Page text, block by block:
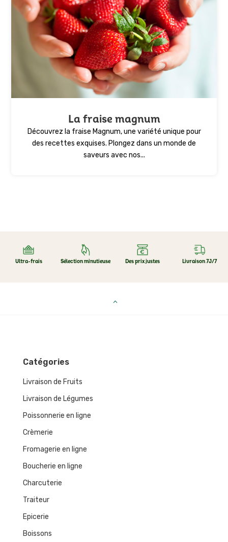
La fraise magnum
Découvrez la fraise Magnum, une variété unique pour
des recettes exquises. Plongez dans un monde de
saveurs avec nos...
Ultra-frais Sélection minutieuse Des prix justes Livraison 7J/7
Catégories
Livraison de Fruits
Livraison de Légumes
Poissonnerie en ligne
Crèmerie
Fromagerie en ligne
Boucherie en ligne
Charcuterie
Traiteur
Epicerie
Boissons